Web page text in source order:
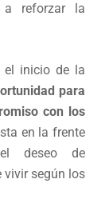
reforzar la
el inicio de la
para
con los
en la frente
deseo de
según los